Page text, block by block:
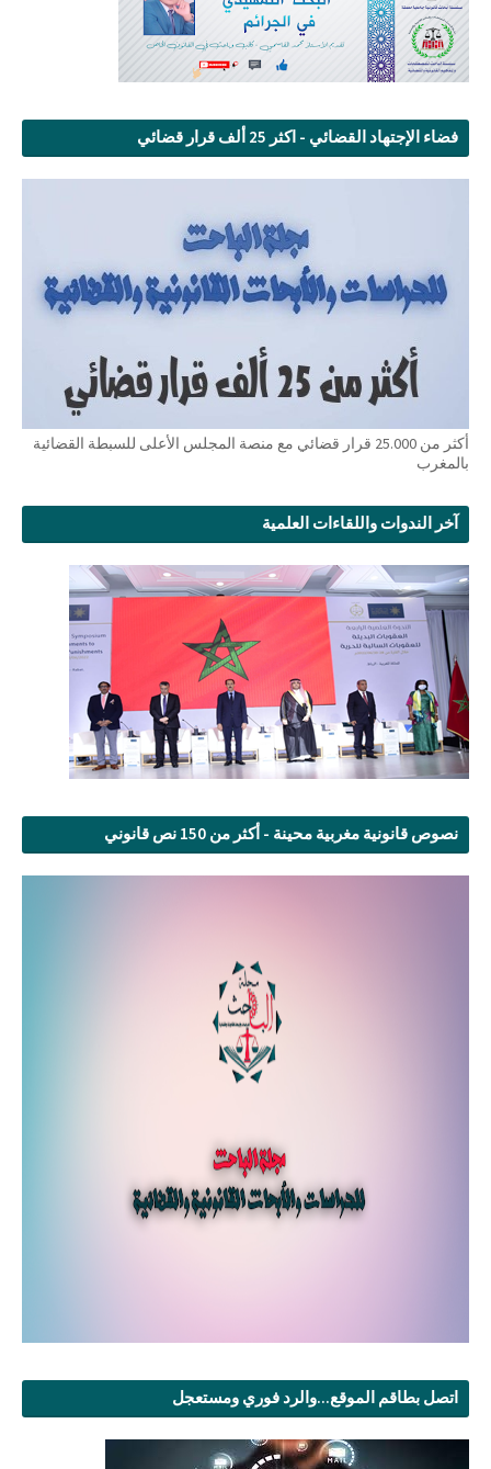
فضاء الإجتهاد القضائي - اكثر 25 ألف قرار قضائي
أكثر من 25.000 قرار قضائي مع منصة المجلس الأعلى للسبطة القضائية
بالمغرب
آخر الندوات واللقاءات العلمية
نصوص قانونية مغربية محينة - أكثر من 150 نص قانوني
اتصل بطاقم الموقع...والرد فوري ومستعجل